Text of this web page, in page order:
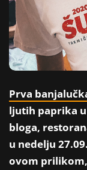
Prva
ljutih paprika
bloga,
u nedelju
ovom